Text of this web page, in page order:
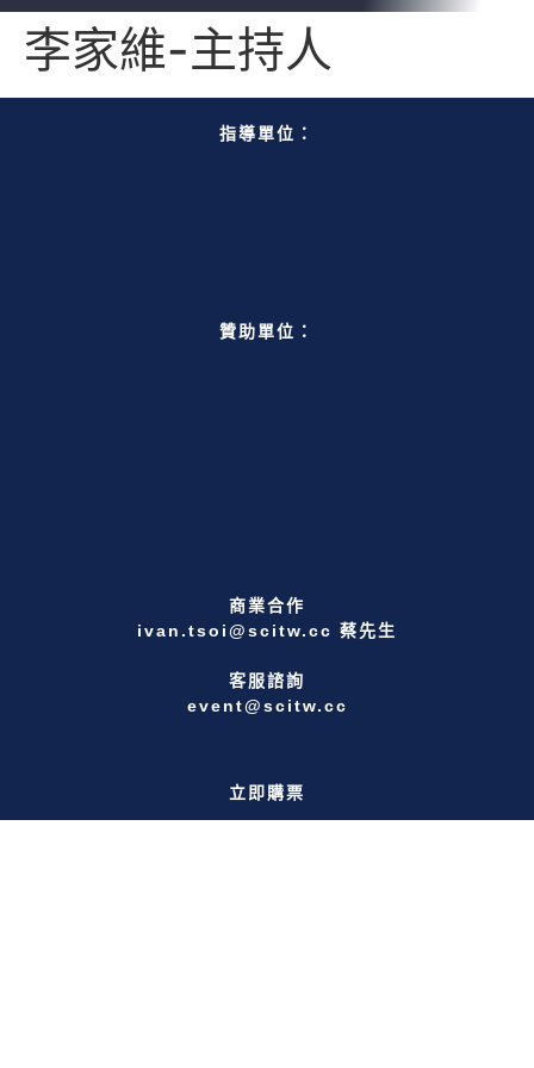
李家維-主持人
指導單位：
贊助單位：
商業合作
ivan.tsoi@scitw.cc 蔡先生
客服諮詢
event@scitw.cc
立即購票